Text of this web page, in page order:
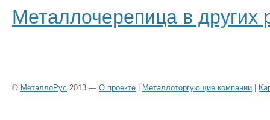
Металлочерепица в других
© МеталлоРус 2013 — О проекте | Металлоторгующие компании |